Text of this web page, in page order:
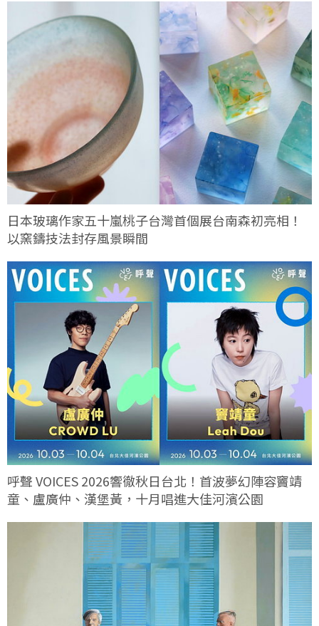
日本玻璃作家五十嵐桃子台灣首個展台南森初亮相！
以窯鑄技法封存風景瞬間
呼聲 VOICES 2026響徹秋日台北！首波夢幻陣容竇靖
童、盧廣仲、漢堡黃，十月唱進大佳河濱公園